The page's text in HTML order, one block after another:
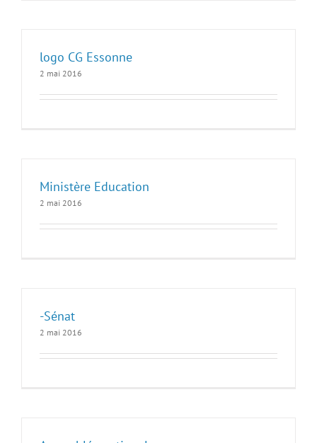
logo CG Essonne
2 mai 2016
Ministère Education
2 mai 2016
-Sénat
2 mai 2016